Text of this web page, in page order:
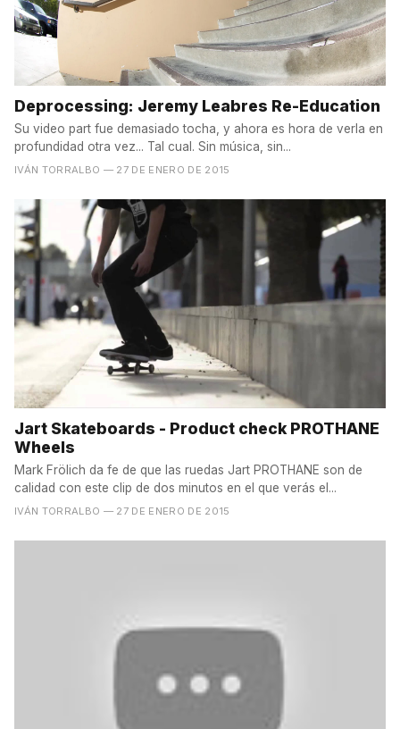
Deprocessing: Jeremy Leabres Re-Education
Su video part fue demasiado tocha, y ahora es hora de verla en
profundidad otra vez... Tal cual. Sin música, sin...
IVÁN TORRALBO — 27 DE ENERO DE 2015
Jart Skateboards - Product check PROTHANE
Wheels
Mark Frölich da fe de que las ruedas Jart PROTHANE son de
calidad con este clip de dos minutos en el que verás el...
IVÁN TORRALBO — 27 DE ENERO DE 2015